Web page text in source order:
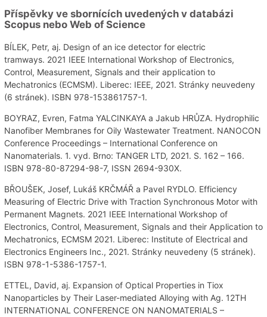
Příspěvky ve sbornících uvedených v databázi
Scopus nebo Web of Science
BÍLEK, Petr, aj. Design of an ice detector for electric
tramways. 2021 IEEE International Workshop of Electronics,
Control, Measurement, Signals and their application to
Mechatronics (ECMSM). Liberec: IEEE, 2021. Stránky neuvedeny
(6 stránek). ISBN 978-153861757-1.
BOYRAZ, Evren, Fatma YALCINKAYA a Jakub HRŮZA. Hydrophilic
Nanofiber Membranes for Oily Wastewater Treatment. NANOCON
Conference Proceedings – International Conference on
Nanomaterials. 1. vyd. Brno: TANGER LTD, 2021. S. 162 – 166.
ISBN 978-80-87294-98-7, ISSN 2694-930X.
BŘOUŠEK, Josef, Lukáš KRČMÁŘ a Pavel RYDLO. Efficiency
Measuring of Electric Drive with Traction Synchronous Motor with
Permanent Magnets. 2021 IEEE International Workshop of
Electronics, Control, Measurement, Signals and their Application to
Mechatronics, ECMSM 2021. Liberec: Institute of Electrical and
Electronics Engineers Inc., 2021. Stránky neuvedeny (5 stránek).
ISBN 978-1-5386-1757-1.
ETTEL, David, aj. Expansion of Optical Properties in Tiox
Nanoparticles by Their Laser-mediated Alloying with Ag. 12TH
INTERNATIONAL CONFERENCE ON NANOMATERIALS –